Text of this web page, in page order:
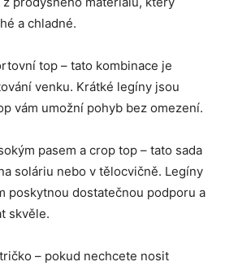
a chladné.
top – tato kombinace je
venku. Krátké legíny jsou
vám umožní pohyb bez omezení.
pasem a crop top – tato sada
soláriu nebo v tělocvičně. Legíny
poskytnou dostatečnou podporu a
skvěle.
– pokud nechcete nosit